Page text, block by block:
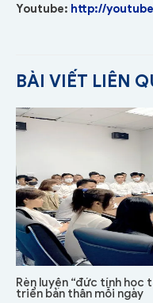
Youtube: http://
BÀI VIẾT LIÊN
Rèn luyện “đức tính học
triển bản thân mỗi ngày